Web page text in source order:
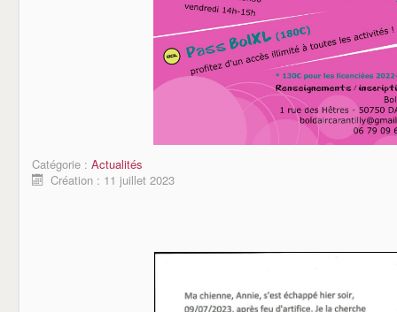
Catégorie : Actualités
Création : 11 juillet 2023